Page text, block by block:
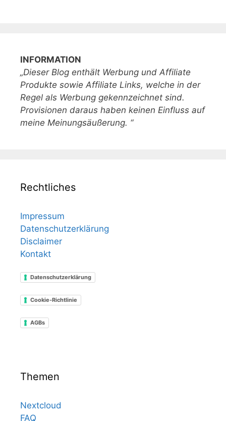
INFORMATION
„Dieser Blog enthält Werbung und Affiliate
Produkte sowie Affiliate Links, welche in der
Regel als Werbung gekennzeichnet sind.
Provisionen daraus haben keinen Einfluss auf
meine Meinungsäußerung. “
Rechtliches
Impressum
Datenschutzerklärung
Disclaimer
Kontakt
Datenschutzerklärung
Cookie-Richtlinie
AGBs
Themen
Nextcloud
FAQ